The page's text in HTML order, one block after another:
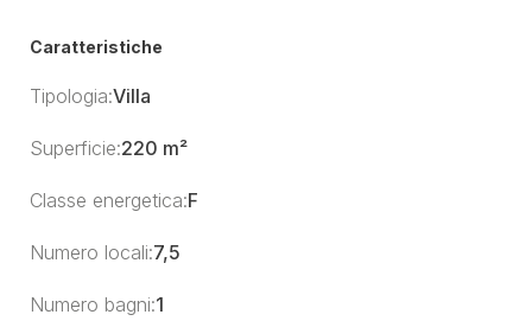
Caratteristiche
Tipologia:Villa
Superficie:220 m²
Classe energetica:F
Numero locali:7,5
Numero bagni:1